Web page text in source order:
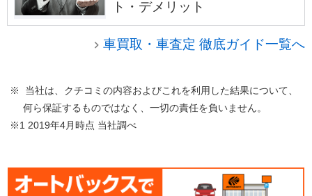
ト・デメリット
車買取・車査定 徹底ガイド一覧へ
※ 当社は、クチコミの内容およびこれを利用した結果について、
何ら保証するものではなく、一切の責任を負いません。
※1 2019年4月時点 当社調べ